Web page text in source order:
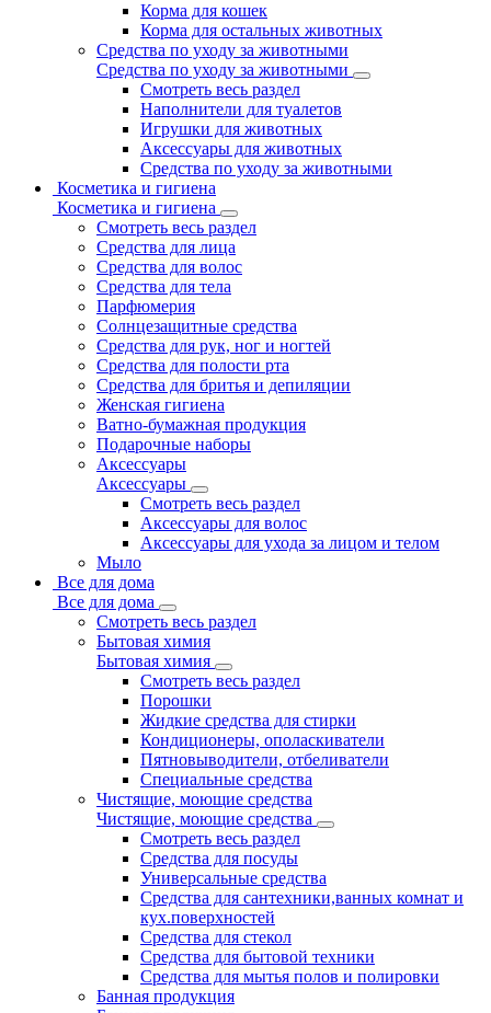
Корма для кошек
Корма для остальных животных
Средства по уходу за животными
Средства по уходу за животными
Смотреть весь раздел
Наполнители для туалетов
Игрушки для животных
Аксессуары для животных
Средства по уходу за животными
Косметика и гигиена
Косметика и гигиена
Смотреть весь раздел
Средства для лица
Средства для волос
Средства для тела
Парфюмерия
Солнцезащитные средства
Средства для рук, ног и ногтей
Средства для полости рта
Средства для бритья и депиляции
Женская гигиена
Ватно-бумажная продукция
Подарочные наборы
Аксессуары
Аксессуары
Смотреть весь раздел
Аксессуары для волос
Аксессуары для ухода за лицом и телом
Мыло
Все для дома
Все для дома
Смотреть весь раздел
Бытовая химия
Бытовая химия
Смотреть весь раздел
Порошки
Жидкие средства для стирки
Кондиционеры, ополаскиватели
Пятновыводители, отбеливатели
Специальные средства
Чистящие, моющие средства
Чистящие, моющие средства
Смотреть весь раздел
Средства для посуды
Универсальные средства
Средства для сантехники,ванных комнат и
кух.поверхностей
Средства для стекол
Средства для бытовой техники
Средства для мытья полов и полировки
Банная продукция